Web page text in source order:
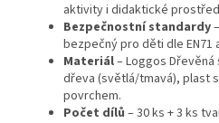
aktivity i didaktické
Bezpečnostní standardy
bezpečný pro děti dle EN71
Materiál– Loggos
dřeva (světlá/tmavá), plast
povrchem.
Počet dílů – 30 ks + 3 ks